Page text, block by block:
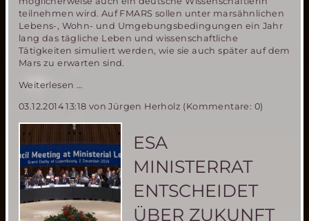
teilnehmen wird. Auf FMARS sollen unter marsähnlichen
Lebens-, Wohn- und Umgebungsbedingungen ein Jahr
lang das tägliche Leben und wissenschaftliche
Tätigkeiten simuliert werden, wie sie auch später auf dem
Mars zu erwarten sind.
Weiterlesen …
in
engerer
Auswahl
für
einjährige
Mars
Simulations
in
03.12.2014 13:18 von Jürgen Herholz (Kommentare: 0)
ESA
MINISTERRAT
ENTSCHEIDET
ÜBER ZUKUNFT